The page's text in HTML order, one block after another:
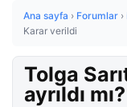
Ana sayfa › Forumlar ›
Karar verildi
Tolga
ayrıldı